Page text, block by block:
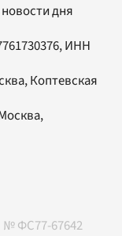
дня
ИНН
Коптевская
,
№ ФС77-67642